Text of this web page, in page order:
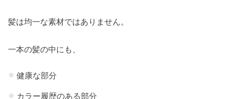
髪は均一な素材ではありません。
一本の髪の中にも、
健康な部分
カラー履歴のある部分